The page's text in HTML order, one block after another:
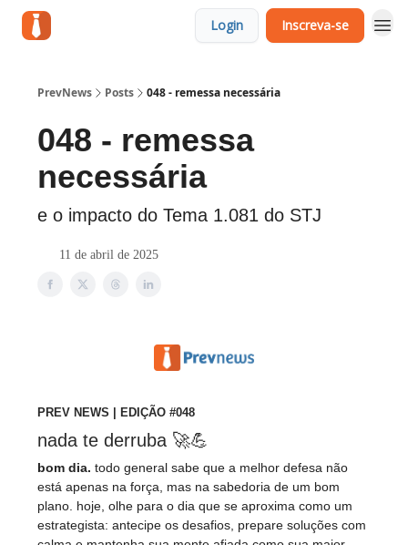
Login Inscreva-se
PrevNews Posts 048 - remessa necessária
048 - remessa
necessária
e o impacto do Tema 1.081 do STJ
11 de abril de 2025
PREV NEWS | EDIÇÃO #048
nada te derruba 🚀💪
bom dia. todo general sabe que a melhor defesa não
está apenas na força, mas na sabedoria de um bom
plano. hoje, olhe para o dia que se aproxima como um
estrategista: antecipe os desafios, prepare soluções com